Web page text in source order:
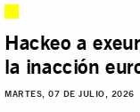
Hackeo a
la inacción
MARTES, 07 DE JULIO, 2026